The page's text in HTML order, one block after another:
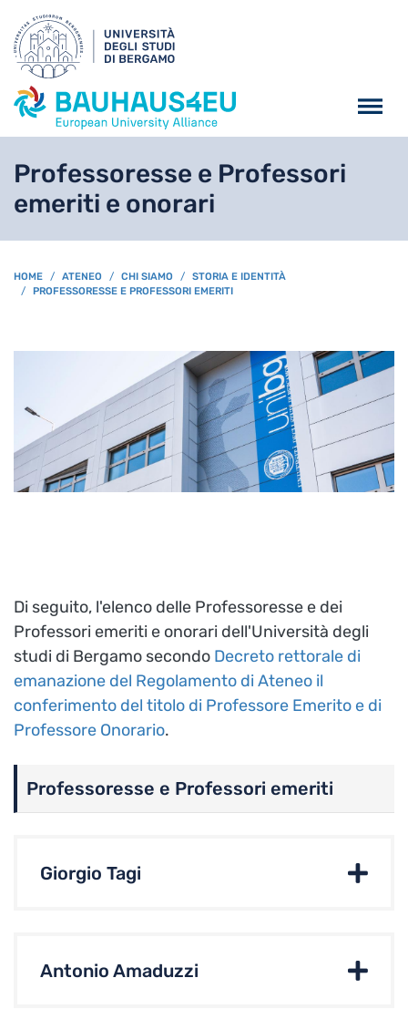
Professoresse e Professori
emeriti e onorari
BREADCRUMB
HOME ATENEO CHI SIAMO
STORIA E IDENTITÀ
PROFESSORESSE E PROFESSORI EMERITI
Di seguito, l'elenco delle Professoresse e dei
Professori emeriti e onorari dell'Università degli
studi di Bergamo secondo Decreto rettorale di
emanazione del Regolamento di Ateneo il
conferimento del titolo di Professore Emerito e di
Professore Onorario.
Professoresse e Professori emeriti
Giorgio Tagi
Antonio Amaduzzi